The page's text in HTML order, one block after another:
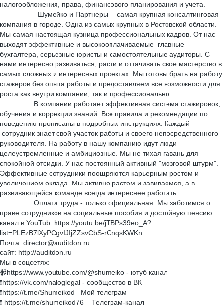
налогообложения, права, финансового планирования и учета.
Шумейко и Партнеры— самая крупная консалтинговая
компания в городе. Одна из самых крупных в Ростовской области.
Мы самая настоящая кузница профессиональных кадров. От нас
выходят эффективные и высокооплачиваемые главные
бухгалтера, серьезные юристы и самостоятельные аудиторы. С
нами интересно развиваться, расти и оттачивать свое мастерство в
самых сложных и интересных проектах. Мы готовы брать на работу
стажеров без опыта работы и предоставляем все возможности для
роста как внутри компании, так и профессионально.
В компании работает эффективная система стажировок,
обучения и коррекции знаний. Все правила и рекомендации по
поведению прописаны в подробных инструкциях. Каждый
сотрудник знает свой участок работы и своего непосредственного
руководителя. На работу в нашу компанию идут люди
целеустремленные и амбициозные. Мы не тихая гавань для
спокойной отсидки. У нас постоянный активный "мозговой штурм".
Эффективные сотрудники поощряются карьерным ростом и
увеличением оклада. Мы активно растем и завиваемся, а в
развивающейся команде всегда интереснее работать.
Оплата труда - только официальная. Мы заботимся о
праве сотрудников на социальные пособия и достойную пенсию.
канал в YouTub: https://youtu.be/jTBPs39eo_A?
list=PLEzB7lXyPCgvIJIjZZsvCbS-rCnqsKWKn
Почта: director@auditdon.ru
сайт: http://auditdon.ru
Мы в соцсетях:
📹https://www.youtube.com/@shumeiko - ютуб канал
❗️https://vk.com/naloglegal - сообщество в ВК
❗️https://t.me/Shumeikod– Мой телеграм
❗️ https://t.me/shumeikod76 – Телеграм-канал